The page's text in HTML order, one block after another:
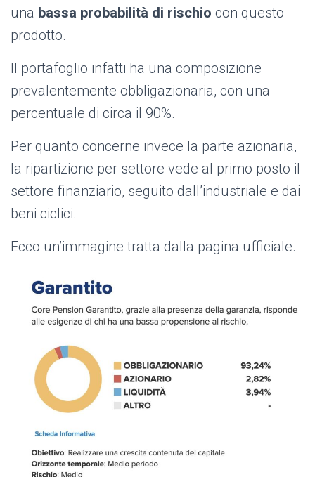
una bassa probabilità di rischio con questo
prodotto.
Il portafoglio infatti ha una composizione
prevalentemente obbligazionaria, con una
percentuale di circa il 90%.
Per quanto concerne invece la parte azionaria,
la ripartizione per settore vede al primo posto il
settore finanziario, seguito dall’industriale e dai
beni ciclici.
Ecco un’immagine tratta dalla pagina ufficiale.